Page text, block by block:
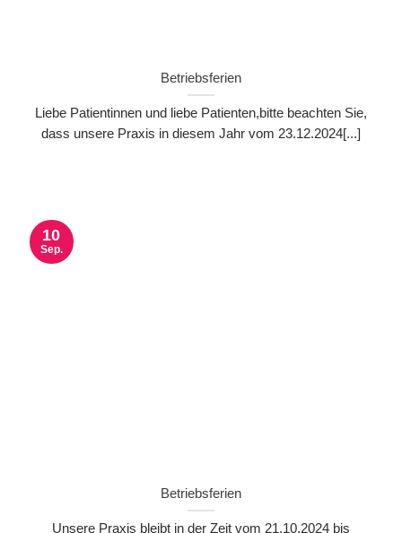
Betriebsferien
Liebe Patientinnen und liebe Patienten,bitte beachten Sie,
dass unsere Praxis in diesem Jahr vom 23.12.2024[...]
Betriebsferien
Unsere Praxis bleibt in der Zeit vom 21.10.2024 bis
10
Sep.